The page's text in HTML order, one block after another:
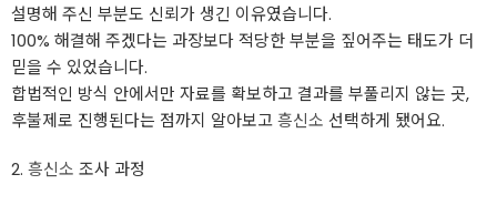
설명해 주신 부분도 신뢰가 생긴 이유였습니다.
100% 해결해 주겠다는 과장보다 적당한 부분을 짚어주는 태도가 더
믿을 수 있었습니다.
합법적인 방식 안에서만 자료를 확보하고 결과를 부풀리지 않는 곳,
후불제로 진행된다는 점까지 알아보고흥신소 선택하게 됐어요.
2. 흥신소 조사 과정